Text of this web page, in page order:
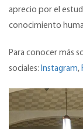
aprecio por el
conocimiento
Para conocer más
sociales: Instagram,